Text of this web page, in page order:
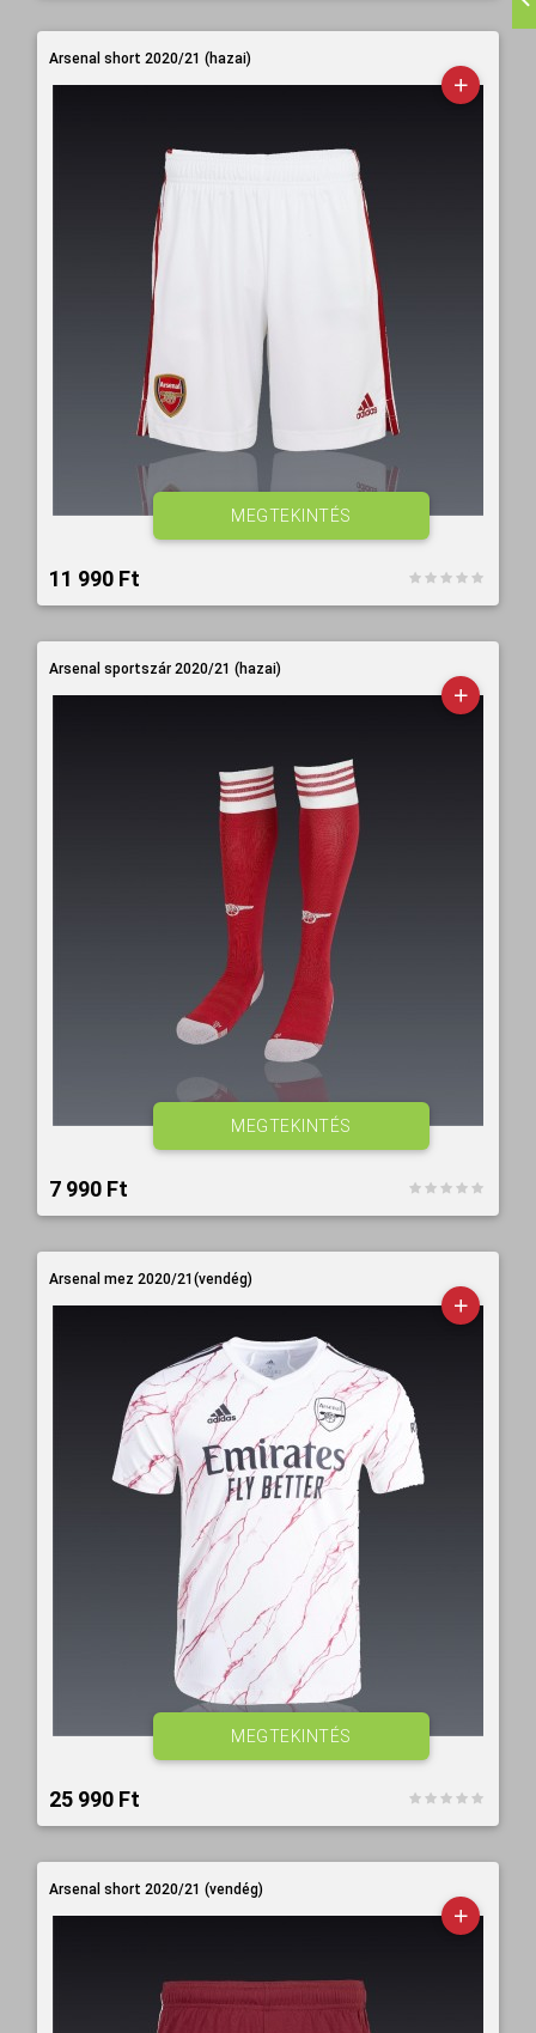
Arsenal short 2020/21 (hazai)
11 990 Ft‎
MEGTEKINTÉS
Arsenal sportszár 2020/21 (hazai)
7 990 Ft‎
MEGTEKINTÉS
Arsenal mez 2020/21(vendég)
25 990 Ft‎
MEGTEKINTÉS
Arsenal short 2020/21 (vendég)